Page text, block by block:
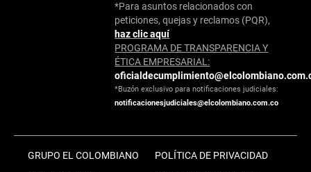
*Para asuntos relacionados con
peticiones, quejas y reclamos (PQR),
haz clic aquí
PROGRAMA DE TRANSPARENCIA Y
ÉTICA EMPRESARIAL:
*Buzón exclusivo para notificaciones judiciales:
notificacionesjudiciales@elcolombiano.com.co
GRUPO EL COLOMBIANO POLÍTICA DE PRIVACIDAD